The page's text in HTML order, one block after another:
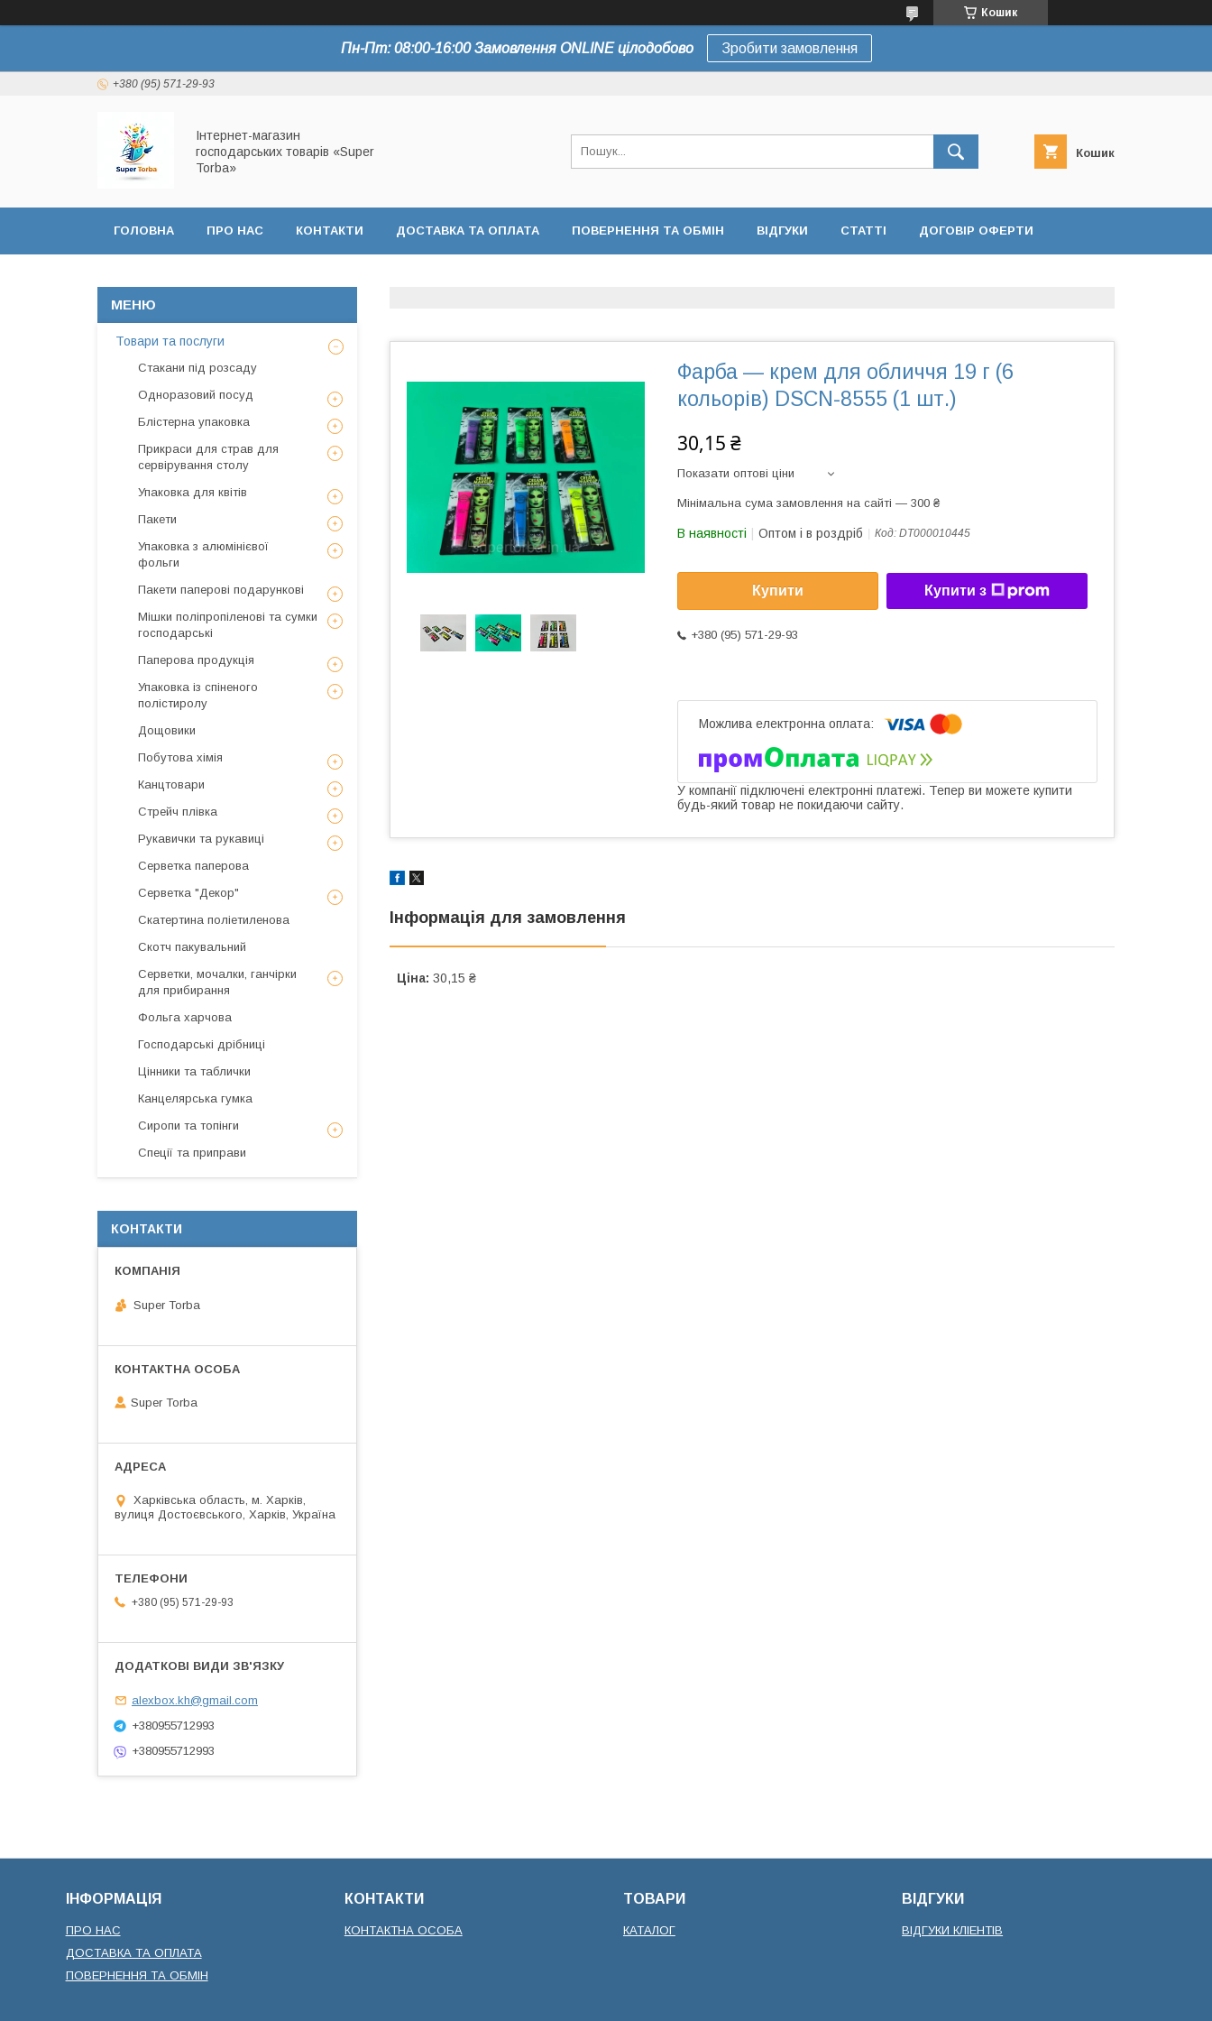
Кошик
Пн-Пт: 08:00-16:00 Замовлення ONLINE цілодобово Зробити замовлення
+380 (95) 571-29-93
Інтернет-магазин
господарських товарів «Super
Torba»
Кошик
ГОЛОВНА ПРО НАС КОНТАКТИ ДОСТАВКА ТА ОПЛАТА ПОВЕРНЕННЯ ТА ОБМІН ВІДГУКИ СТАТТІ ДОГОВІР ОФЕРТИ
Фарба — крем для обличчя 19 г (6
кольорів) DSCN-8555 (1 шт.)
30,15 ₴
Показати оптові ціни
Мінімальна сума замовлення на сайті — 300 ₴
В наявності Оптом і в роздріб Код: DT000010445
Купити Купити з
+380 (95) 571-29-93
У компанії підключені електронні платежі. Тепер ви можете купити
будь-який товар не покидаючи сайту.
Інформація для замовлення
Ціна: 30,15 ₴
Товари та послуги
Стакани під розсаду
Одноразовий посуд
Блістерна упаковка
Прикраси для страв для
сервірування столу
Упаковка для квітів
Пакети
Упаковка з алюмінієвої
фольги
Пакети паперові подарункові
Мішки поліпропіленові та сумки
господарські
Паперова продукція
Упаковка із спіненого
полістиролу
Дощовики
Побутова хімія
Канцтовари
Стрейч плівка
Рукавички та рукавиці
Серветка паперова
Серветка "Декор"
Скатертина поліетиленова
Скотч пакувальний
Серветки, мочалки, ганчірки
для прибирання
Фольга харчова
Господарські дрібниці
Цінники та таблички
Канцелярська гумка
Сиропи та топінги
Спеції та приправи
КОНТАКТИ
Super Torba
Super Torba
Харківська область, м. Харків,
вулиця Достоєвського, Харків, Україна
+380 (95) 571-29-93
alexbox.kh@gmail.com
+380955712993
+380955712993
ІНФОРМАЦІЯ
ПРО НАС
ДОСТАВКА ТА ОПЛАТА
ПОВЕРНЕННЯ ТА ОБМІН
КОНТАКТИ
КОНТАКТНА ОСОБА
ТОВАРИ
КАТАЛОГ
ВІДГУКИ
ВІДГУКИ КЛІЕНТІВ